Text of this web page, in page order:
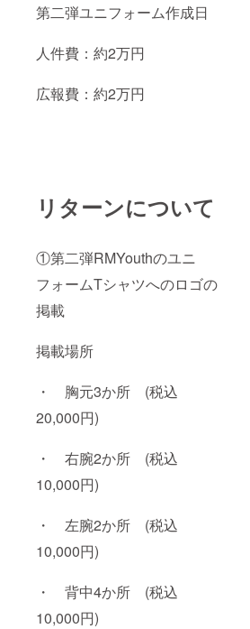
第二弾ユニフォーム作成日
人件費：約2万円
広報費：約2万円
リターンについて
①第二弾RMYouthのユニ
フォームTシャツへのロゴの
掲載
掲載場所
・ 胸元3か所 (税込
20,000円)
・ 右腕2か所 (税込
10,000円)
・ 左腕2か所 (税込
10,000円)
・ 背中4か所 (税込
10,000円)